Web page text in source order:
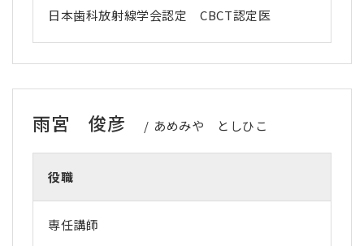
日本歯科放射線学会認定 CBCT認定医
雨宮 俊彦 あめみや としひこ
役職
専任講師